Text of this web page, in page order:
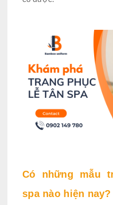
Có những mẫu
spa nào hiện nay?